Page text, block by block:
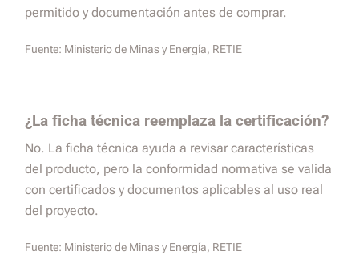
permitido y documentación antes de comprar.
Fuente: Ministerio de Minas y Energía, RETIE
¿La ficha técnica reemplaza la certificación?
No. La ficha técnica ayuda a revisar características
del producto, pero la conformidad normativa se valida
con certificados y documentos aplicables al uso real
del proyecto.
Fuente: Ministerio de Minas y Energía, RETIE